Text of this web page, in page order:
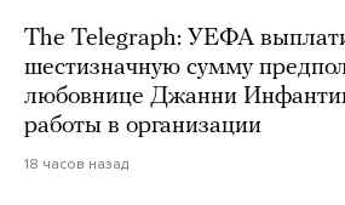
The Telegraph: УЕФА
шестизначную сумму
любовнице Джанни
работы в организации
18 часов назад